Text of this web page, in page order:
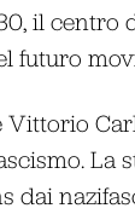
il centro
futuro
Vittorio
La